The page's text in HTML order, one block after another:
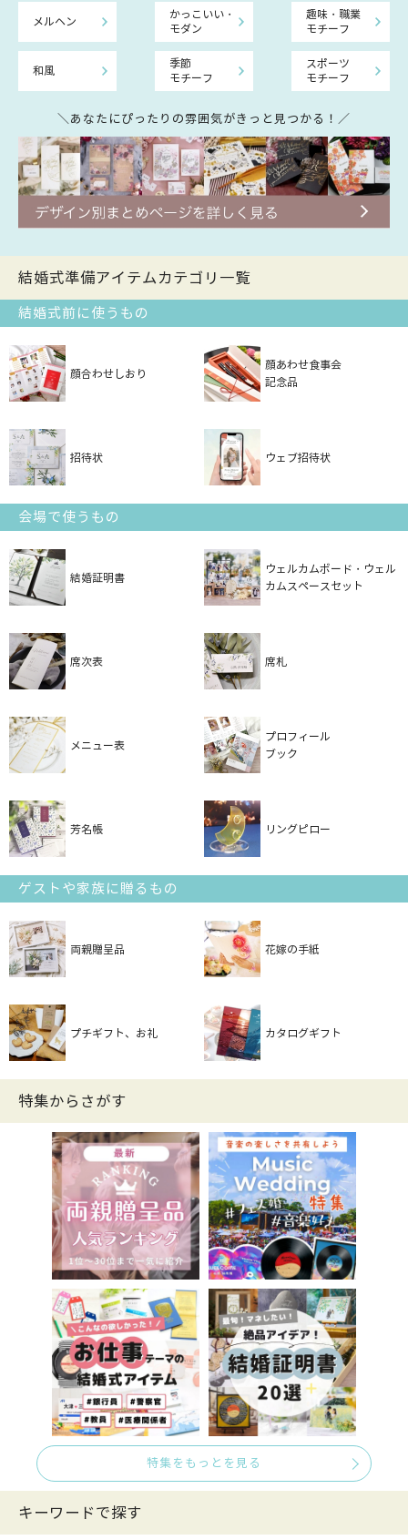
メルヘン
かっこいい・
モダン
趣味・職業
モチーフ
和風
季節
モチーフ
スポーツ
モチーフ
＼あなたにぴったりの雰囲気がきっと見つかる！／
結婚式準備アイテムカテゴリ一覧
結婚式前に使うもの
顔合わせしおり
顔あわせ食事会
記念品
招待状 ウェブ招待状
会場で使うもの
結婚証明書
ウェルカムボード・ウェル
カムスペースセット
席次表 席札
メニュー表
プロフィール
ブック
芳名帳 リングピロー
ゲストや家族に贈るもの
両親贈呈品 花嫁の手紙
プチギフト、お礼 カタログギフト
特集からさがす
特集をもっとを見る
キーワードで探す